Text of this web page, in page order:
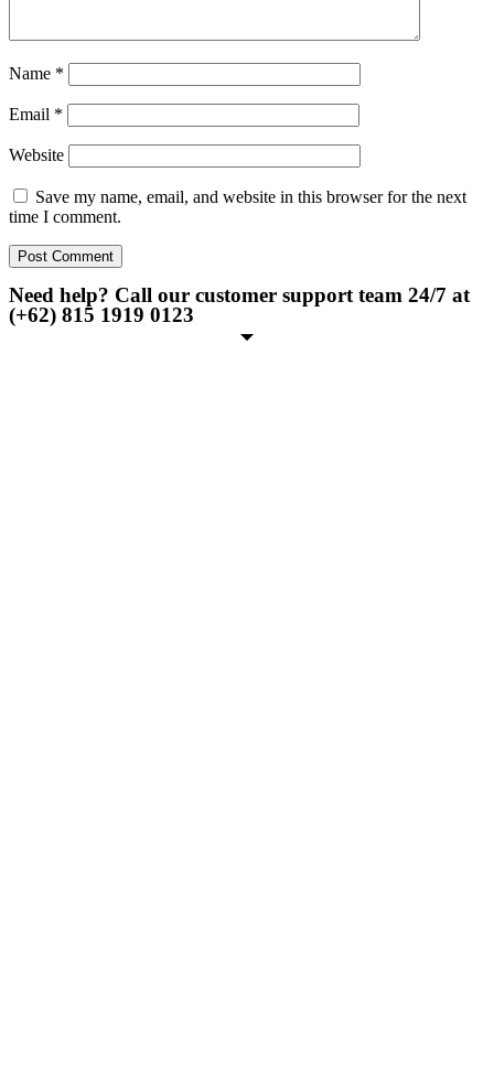
Name *
Email *
Website
Save my name, email, and website in this browser for the next
time I comment.
Need help? Call our customer support team 24/7 at
(+62) 815 1919 0123